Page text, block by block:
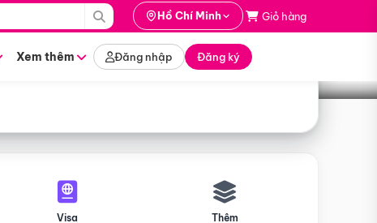
Hồ Chí Minh Giỏ hàng
Xem thêm Đăng nhập Đăng ký
Tìm tour
Visa Thêm